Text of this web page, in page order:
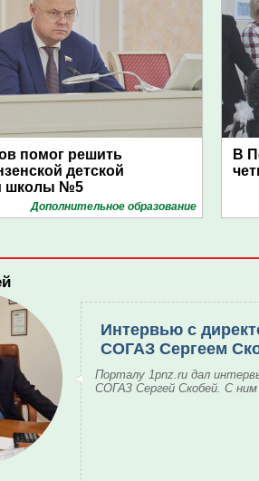
помог решить
детской
школы №5
Дополнительное образование
В
Интервью с
СОГАЗ Сергеем
Порталу 1pnz.ru дал
СОГАЗ Сергей Скобей. С